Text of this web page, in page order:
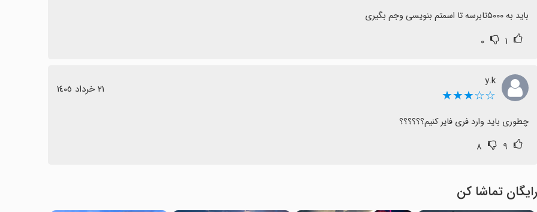
باید به ۵۰۰۰تابرسه تا اسمتم بنویسی وجم بگیری
۱ ۰
y.k
☆☆★★★ ٢١ خرداد ١٤٠٥
چطوری باید وارد فری فایر کنیم؟؟؟؟؟؟
۹ ۸
رایگان تماشا کن